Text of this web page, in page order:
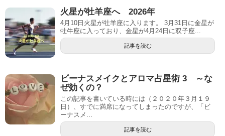
火星が牡羊座へ 2026年
4月10日火星が牡羊座に入ります。 3月31日に金星が
牡牛座に入っており、金星が4月24日に双子座...
記事を読む
ビーナスメイクとアロマ占星術 3 ～な
ぜ効くの？
この記事を書いている時には（２０２０年３月１９
日）、すでに満席になってしまったのですが、「ビ
ーナスメ...
記事を読む